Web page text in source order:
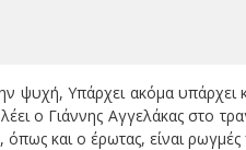
ψυχή, Υπάρχει ακόμα υπάρχει
ο Γιάννης Αγγελάκας στο
και ο έρωτας, είναι